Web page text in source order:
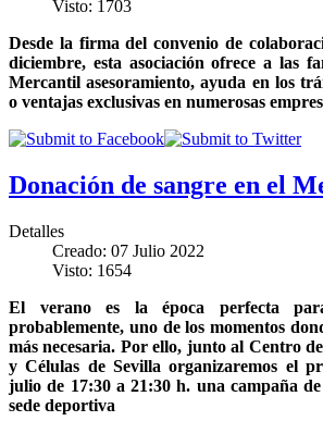
Visto: 1703
Desde la firma del convenio de
diciembre, esta asociación ofrece a las
Mercantil asesoramiento, ayuda en los
o ventajas exclusivas en numerosas
Donación de sangre en el
Detalles
Creado: 07 Julio 2022
Visto: 1654
El verano es la época perfecta
probablemente, uno de los momentos
más necesaria. Por ello, junto al Centro
y Células de Sevilla organizaremos el
julio de 17:30 a 21:30 h. una campaña
sede deportiva